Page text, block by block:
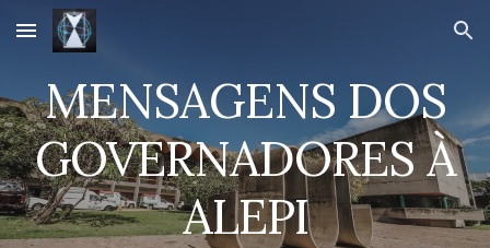
Skip to main content Skip to navigation
MENSAGENS DOS
GOVERNADORES À
ALEPI